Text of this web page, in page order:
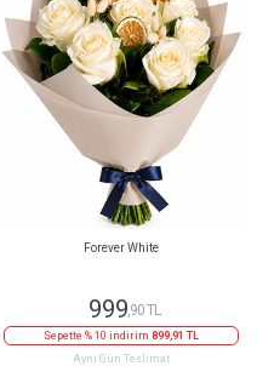
Forever White
999,90 TL
Sepette % 10 indirim 899,91 TL
Aynı Gün Teslimat